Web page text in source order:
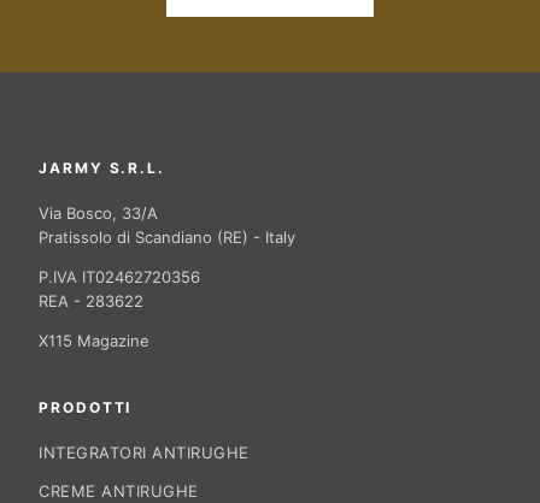
JARMY S.R.L.
Via Bosco, 33/A
Pratissolo di Scandiano (RE) - Italy
P.IVA IT02462720356
REA - 283622
X115 Magazine
PRODOTTI
INTEGRATORI ANTIRUGHE
CREME ANTIRUGHE